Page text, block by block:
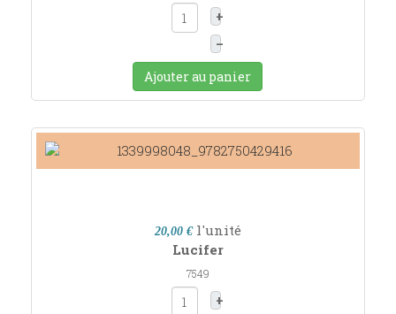
+
–
Ajouter au panier
20,00 € l'unité
Lucifer
7549
+